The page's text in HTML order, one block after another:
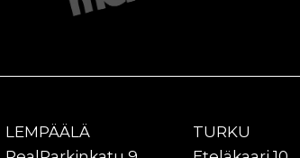
LEMPÄÄLÄ
TURKU